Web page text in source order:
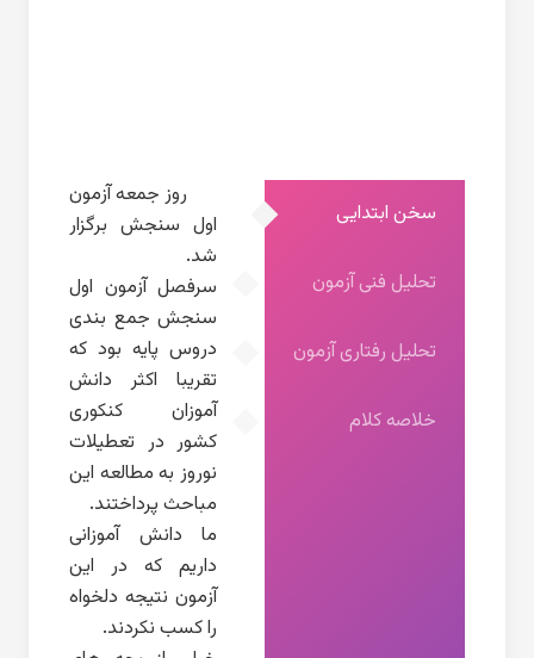
سخن ابتدایی
تحلیل فنی آزمون
تحلیل رفتاری آزمون
خلاصه کلام
روز جمعه آزمون
اول سنجش برگزار
شد.
سرفصل آزمون اول
سنجش جمع بندی
دروس پایه بود که
تقریبا اکثر دانش
آموزان کنکوری
کشور در تعطیلات
نوروز به مطالعه این
مباحث پرداختند.
ما دانش آموزانی
داریم که در این
آزمون نتیجه دلخواه
را کسب نکردند.